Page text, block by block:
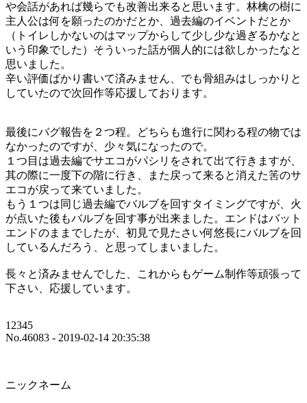
や会話があれば幾らでも改善出来ると思います。林檎の樹に
主人公は何を願ったのかだとか、過去編のイベントだとか
（トイレしかないのはマップからして少し少な過ぎるかなと
いう印象でした）そういった話が個人的には欲しかったなと
思いました。
辛い評価ばかり書いて済みません、でも骨組みはしっかりと
していたので次回作等応援しております。
最後にバグ報告を２つ程。どちらも進行に関わる程の物では
なかったのですが、少々気になったので。
１つ目は過去編でサエコがパシリをされて出て行きますが、
其の際に一度下の階に行き、また戻って来ると消えた筈のサ
エコが戻って来ていました。
もう１つは同じ過去編でバルブを回すタイミングですが、火
が点いた後もバルブを回す事が出来ました。エンドはバット
エンドのままでしたが、初見で見たさい何悠長にバルブを回
しているんだろう、と思ってしまいました。
長々と済みませんでした、これからもゲーム制作等頑張って
下さい、応援しています。
12345
No.46083 - 2019-02-14 20:35:38
ニックネーム